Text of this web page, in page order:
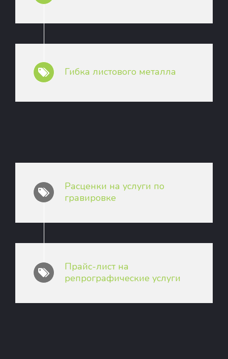
Гибка листового металла
Расценки на услуги по
гравировке
Прайс-лист на
репрографические услуги